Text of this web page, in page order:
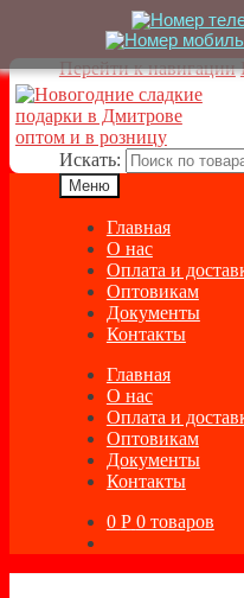
Перейти к навигации
Искать:
Меню
Главная
О нас
Оплата и
Оптовикам
Документы
Контакты
Главная
О нас
Оплата и
Оптовикам
Документы
Контакты
0 Р 0 товаров